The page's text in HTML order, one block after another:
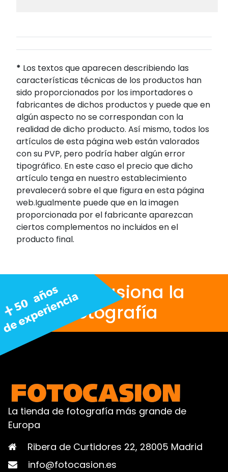
* Los textos que aparecen describiendo las
características técnicas de los productos han
sido proporcionados por los importadores o
fabricantes de dichos productos y puede que en
algún aspecto no se correspondan con la
realidad de dicho producto. Así mismo, todos los
artículos de esta página web están valorados
con su PVP, pero podría haber algún error
tipográfico. En este caso el precio que dicho
artículo tenga en nuestro establecimiento
prevalecerá sobre el que figura en esta página
web.Igualmente puede que en la imagen
proporcionada por el fabricante aparezcan
ciertos complementos no incluidos en el
producto final.
Nos apasiona la
fotografía
La tienda de fotografía más grande de
Europa
Ribera de Curtidores 22, 28005 Madrid
info@fotocasion.es